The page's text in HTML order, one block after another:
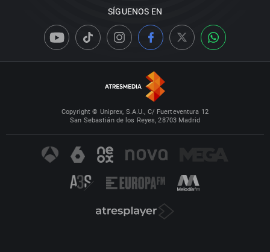
SÍGUENOS EN
Copyright © Uniprex, S.A.U., C/ Fuerteventura 12
San Sebastián de los Reyes, 28703 Madrid